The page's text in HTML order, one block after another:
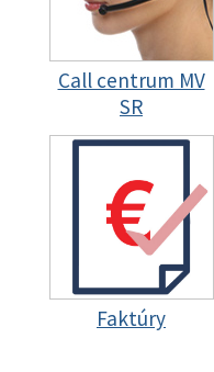
Call centrum MV
SR
Faktúry